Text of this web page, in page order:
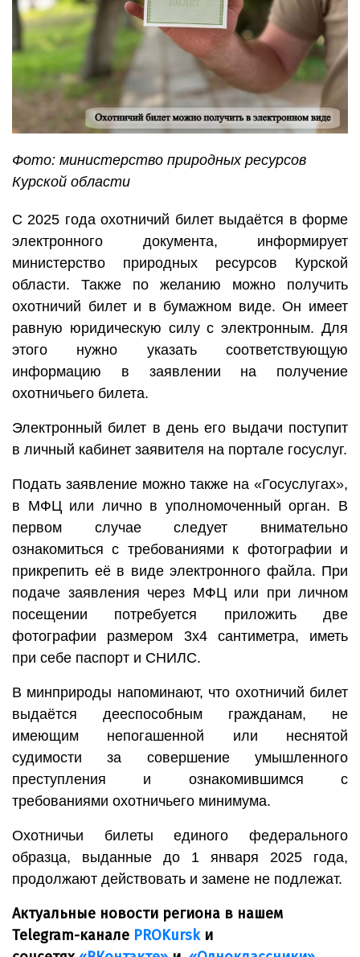
Фото: министерство природных ресурсов
Курской области
С 2025 года охотничий билет выдаётся в форме
электронного документа, информирует
министерство природных ресурсов Курской
области. Также по желанию можно получить
охотничий билет и в бумажном виде. Он имеет
равную юридическую силу с электронным. Для
этого нужно указать соответствующую
информацию в заявлении на получение
охотничьего билета.
Электронный билет в день его выдачи поступит
в личный кабинет заявителя на портале госуслуг.
Подать заявление можно также на «Госуслугах»,
в МФЦ или лично в уполномоченный орган. В
первом случае следует внимательно
ознакомиться с требованиями к фотографии и
прикрепить её в виде электронного файла. При
подаче заявления через МФЦ или при личном
посещении потребуется приложить две
фотографии размером 3х4 сантиметра, иметь
при себе паспорт и СНИЛС.
В минприроды напоминают, что охотничий билет
выдаётся дееспособным гражданам, не
имеющим непогашенной или неснятой
судимости за совершение умышленного
преступления и ознакомившимся с
требованиями охотничьего минимума.
Охотничьи билеты единого федерального
образца, выданные до 1 января 2025 года,
продолжают действовать и замене не подлежат.
Актуальные новости региона в нашем
Telegram-канале PROKurskи